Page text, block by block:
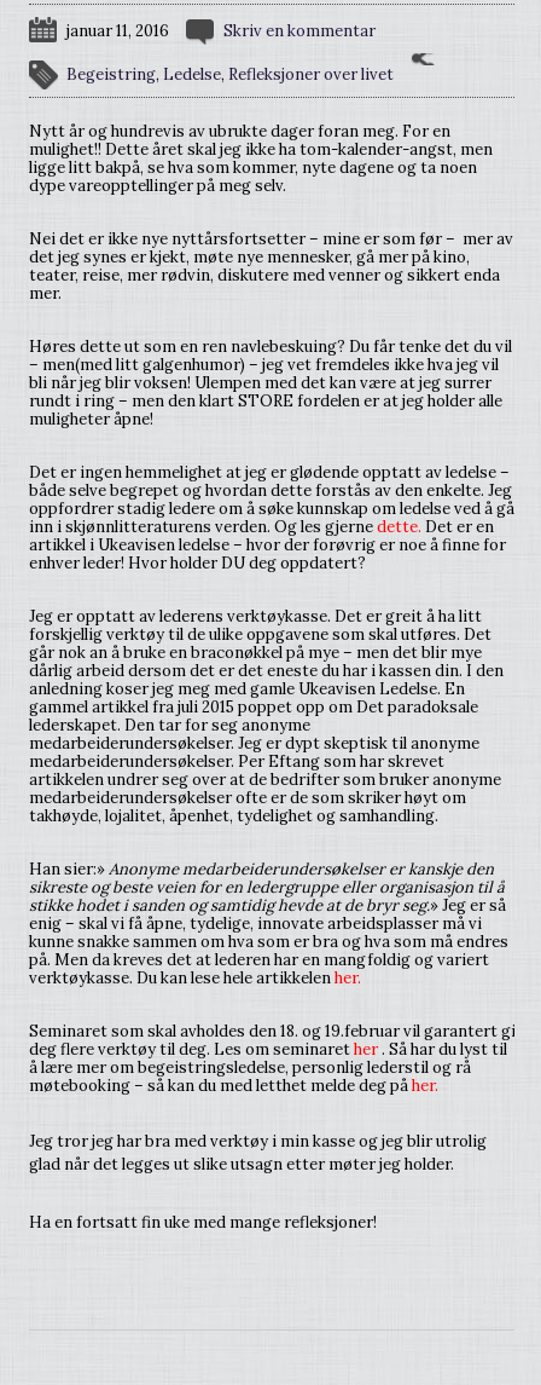
januar 11, 2016 Skriv en kommentar
Begeistring, Ledelse, Refleksjoner over livet
Nytt år og hundrevis av ubrukte dager foran meg. For en
mulighet!! Dette året skal jeg ikke ha tom-kalender-angst, men
ligge litt bakpå, se hva som kommer, nyte dagene og ta noen
dype vareopptellinger på meg selv.
Nei det er ikke nye nyttårsfortsetter – mine er som før – mer av
det jeg synes er kjekt, møte nye mennesker, gå mer på kino,
teater, reise, mer rødvin, diskutere med venner og sikkert enda
mer.
Høres dette ut som en ren navlebeskuing? Du får tenke det du vil
– men(med litt galgenhumor) – jeg vet fremdeles ikke hva jeg vil
bli når jeg blir voksen! Ulempen med det kan være at jeg surrer
rundt i ring – men den klart STORE fordelen er at jeg holder alle
muligheter åpne!
Det er ingen hemmelighet at jeg er glødende opptatt av ledelse –
både selve begrepet og hvordan dette forstås av den enkelte. Jeg
oppfordrer stadig ledere om å søke kunnskap om ledelse ved å gå
inn i skjønnlitteraturens verden. Og les gjernedette. Det er en
artikkel i Ukeavisen ledelse – hvor der forøvrig er noe å finne for
enhver leder! Hvor holder DU deg oppdatert?
Jeg er opptatt av lederens verktøykasse. Det er greit å ha litt
forskjellig verktøy til de ulike oppgavene som skal utføres. Det
går nok an å bruke en braconøkkel på mye – men det blir mye
dårlig arbeid dersom det er det eneste du har i kassen din. I den
anledning koser jeg meg med gamle Ukeavisen Ledelse. En
gammel artikkel fra juli 2015 poppet opp om Det paradoksale
lederskapet. Den tar for seg anonyme
medarbeiderundersøkelser. Jeg er dypt skeptisk til anonyme
medarbeiderundersøkelser. Per Eftang som har skrevet
artikkelen undrer seg over at de bedrifter som bruker anonyme
medarbeiderundersøkelser ofte er de som skriker høyt om
takhøyde, lojalitet, åpenhet, tydelighet og samhandling.
Han sier:»Anonyme medarbeiderundersøkelser er kanskje den
sikreste og beste veien for en ledergruppe eller organisasjon til å
stikke hodet i sanden og samtidig hevde at de bryr seg.» Jeg er så
enig – skal vi få åpne, tydelige, innovate arbeidsplasser må vi
kunne snakke sammen om hva som er bra og hva som må endres
på. Men da kreves det at lederen har en mangfoldig og variert
verktøykasse. Du kan lese hele artikkelenher.
Seminaret som skal avholdes den 18. og 19.februar vil garantert gi
deg flere verktøy til deg. Les om seminarether. Så har du lyst til
å lære mer om begeistringsledelse, personlig lederstil og rå
møtebooking – så kan du med letthet melde deg påher.
Jeg tror jeg har bra med verktøy i min kasse og jeg blir utrolig
glad når det legges ut slike utsagn etter møter jeg holder.
Ha en fortsatt fin uke med mange refleksjoner!